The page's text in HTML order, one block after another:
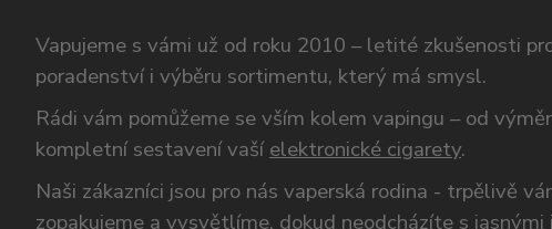
Vapujeme s vámi už od roku 2010 – letité zkušenosti
poradenství i výběru sortimentu, který má smysl.
Rádi vám pomůžeme se vším kolem vapingu – od
kompletní sestavení vaší elektronické cigarety.
Naši zákazníci jsou pro nás vaperská rodina - trpělivě
zopakujeme a vysvětlíme, dokud neodcházíte s jasnými